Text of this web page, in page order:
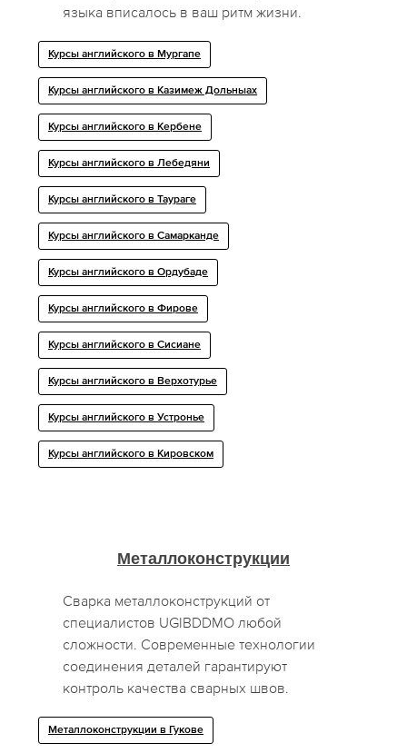
языка вписалось в ваш ритм жизни.
Курсы английского в Мургапе
Курсы английского в Казимеж Дольныах
Курсы английского в Кербене
Курсы английского в Лебедяни
Курсы английского в Таураге
Курсы английского в Самарканде
Курсы английского в Ордубаде
Курсы английского в Фирове
Курсы английского в Сисиане
Курсы английского в Верхотурье
Курсы английского в Устронье
Курсы английского в Кировском
Металлоконструкции
Сварка металлоконструкций от
специалистов UGIBDDMO любой
сложности. Современные технологии
соединения деталей гарантируют
контроль качества сварных швов.
Металлоконструкции в Гукове